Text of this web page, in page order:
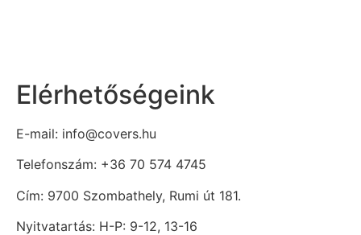
Elérhetőségeink
E-mail: info@covers.hu
Telefonszám: +36 70 574 4745
Cím: 9700 Szombathely, Rumi út 181.
Nyitvatartás: H-P: 9-12, 13-16